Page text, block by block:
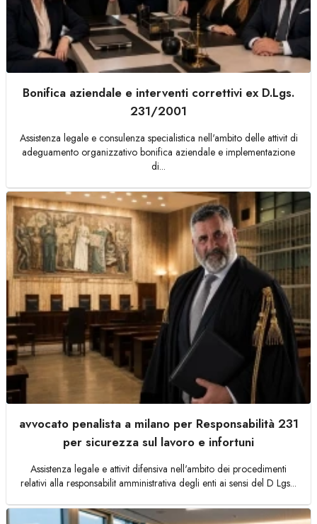
Bonifica aziendale e interventi correttivi ex D.Lgs.
231/2001
Assistenza legale e consulenza specialistica nell'ambito delle attivit di
adeguamento organizzativo bonifica aziendale e implementazione
di...
avvocato penalista a milano per Responsabilità 231
per sicurezza sul lavoro e infortuni
Assistenza legale e attivit difensiva nell'ambito dei procedimenti
relativi alla responsabilit amministrativa degli enti ai sensi del D Lgs...